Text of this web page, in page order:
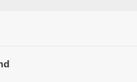
in Wirtschaftswäldern, in
Waldrändern. Rund um